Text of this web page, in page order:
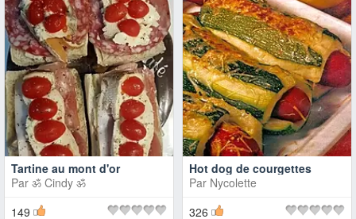
Tartine au mont d'or
Par ॐ Cindy ॐ
149
Hot dog de courgettes
Par Nycolette
326